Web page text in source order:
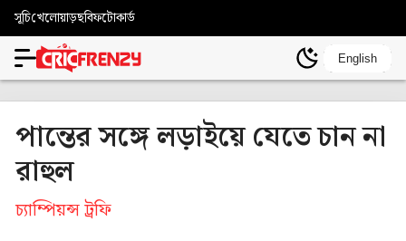
সূচিখেলোয়াড়ছবিফটোকার্ড
English
পান্তের সঙ্গে লড়াইয়ে যেতে চান না
রাহুল
চ্যাম্পিয়ন্স ট্রফি